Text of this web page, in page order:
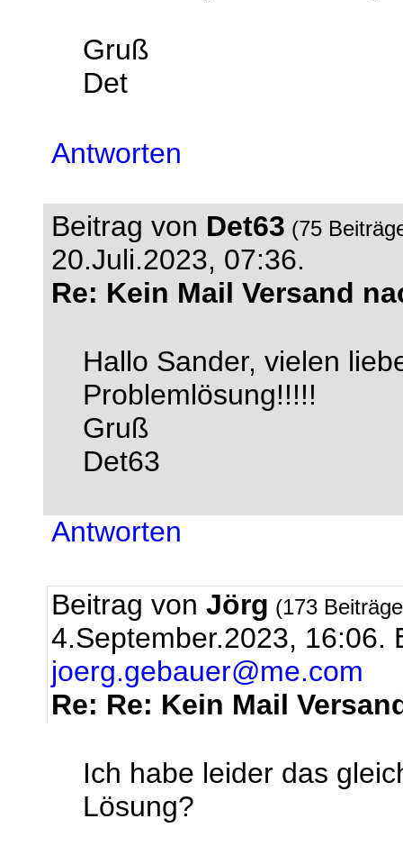
Gruß
Det
Antworten
Beitrag von Det63 (75
20.Juli.2023, 07:36.
Re: Kein Mail Versand
Hallo Sander, vielen
Problemlösung!!!!!
Gruß
Det63
Antworten
Beitrag von Jörg (173
4.September.2023, 16:06.
joerg.gebauer@me.com
Re: Re: Kein Mail
Ich habe leider das
Lösung?